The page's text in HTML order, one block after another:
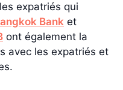
expatriés qui
Bank et
ont également la
avec les expatriés et